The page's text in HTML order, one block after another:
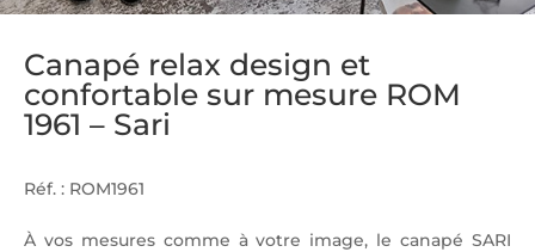
Canapé relax design et
confortable sur mesure ROM
1961 – Sari
Réf. : ROM1961
À vos mesures comme à votre image, le canapé SARI